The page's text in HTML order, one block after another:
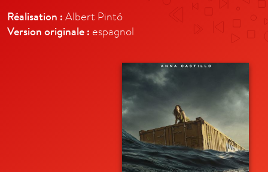
Réalisation : Albert Pintó
Version originale : espagnol